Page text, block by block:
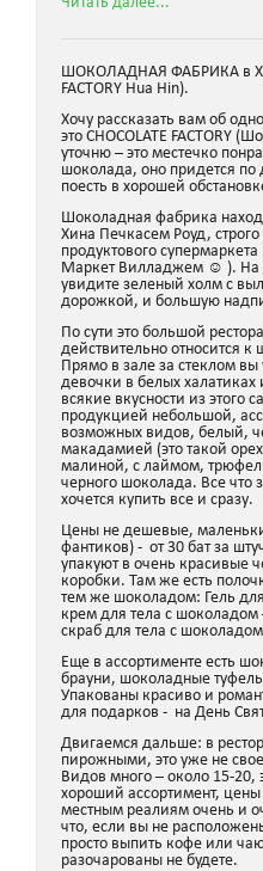
ШОКОЛАДНАЯ ФАБРИКА в
FACTORY Hua Hin).
Хочу рассказать вам об
это СHOCOLATE FACTORY
уточню – это местечко
шоколада, оно придется по
поесть в хорошей
Шоколадная фабрика
Хина Печкасем Роуд, строго
продуктового
Маркет Вилладжем ☺ ). На
увидите зеленый холм с
дорожкой, и большую
По сути это большой
действительно относится
Прямо в зале за стеклом
девочки в белых халатиках
всякие вкусности из этого
продукцией небольшой,
возможных видов, белый,
макадамией (это такой
малиной, с лаймом,
черного шоколада. Все что
хочется купить все и сразу.
Цены не дешевые,
фантиков) - от 30 бат за
упакуют в очень красивые
коробки. Там же есть
тем же шоколадом: Гель
крем для тела с шоколадом
скраб для тела с шоколадом
Еще в ассортименте есть
брауни, шоколадные
Упакованы красиво и
для подарков - на День
Двигаемся дальше: в
пирожными, это уже не
Видов много – около 15-20,
хороший ассортимент, цены
местным реалиям очень и
что, если вы не
просто выпить кофе или
разочарованы не будете.